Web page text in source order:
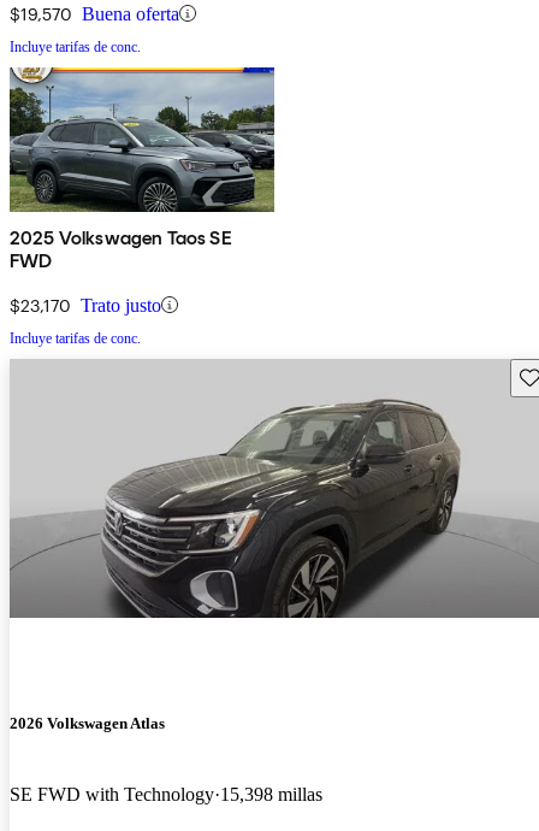
$19,570 Buena oferta
Incluye tarifas de conc.
2025 Volkswagen Taos SE
FWD
$23,170 Trato justo
Incluye tarifas de conc.
2026 Volkswagen Atlas
SE FWD with Technology 15,398 millas